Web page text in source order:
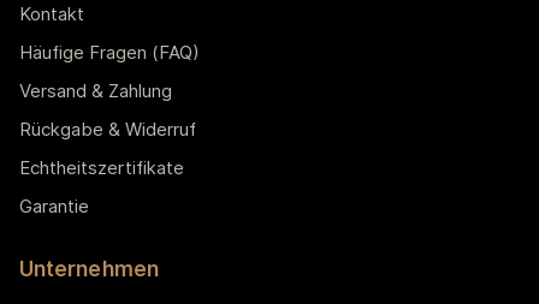
Kontakt
Häufige Fragen (FAQ)
Versand & Zahlung
Rückgabe & Widerruf
Echtheitszertifikate
Garantie
Unternehmen